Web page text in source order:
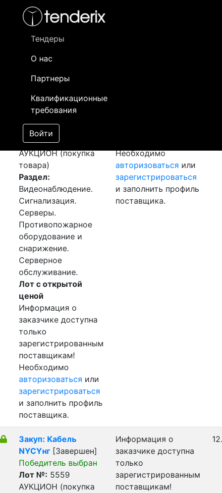
Тендеры
О нас
Партнеры
Квалификационные
требования
Войти
- активный лот
- сохраненный лот (не опубликован)
Закуп: Охранная
сигнализация
[Завершен]
Победитель выбран
Лот №:5561
АУКЦИОН (покупка
товара)
Раздел:
Видеонаблюдение.
Сигнализация.
Серверы.
Противопожарное
оборудование и
снарижение.
Серверное
обслуживание.
Лот с открытой
ценой
Информация о
заказчике доступна
только
зарегистрированным
поставщикам!
Необходимо
авторизоваться или
зарегистрироваться
и заполнить профиль
поставщика.
Необходимо
авторизоваться или
зарегистрироваться
и заполнить профиль
поставщика.
Закуп: Кабель
NYCYнг [Завершен]
Победитель выбран
Лот №: 5559
АУКЦИОН (покупка
Информация о
заказчике доступна
только
зарегистрированным
поставщикам!